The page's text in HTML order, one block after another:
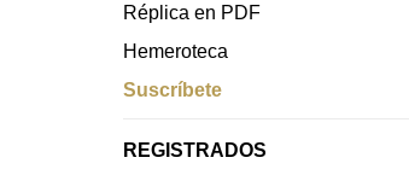
Réplica en PDF
Hemeroteca
Suscríbete
REGISTRADOS